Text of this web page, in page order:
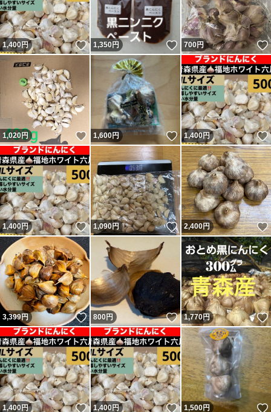
1,400円 いいね！
1,350円 いいね！
700円
1,020円 いいね！
1,600円 いいね！
1,400円
1,400円 いいね！
1,090円 いいね！
2,400円
3,399円 いいね！
800円 いいね！
1,770円
1,400円 いいね！
1,400円 いいね！
1,500円